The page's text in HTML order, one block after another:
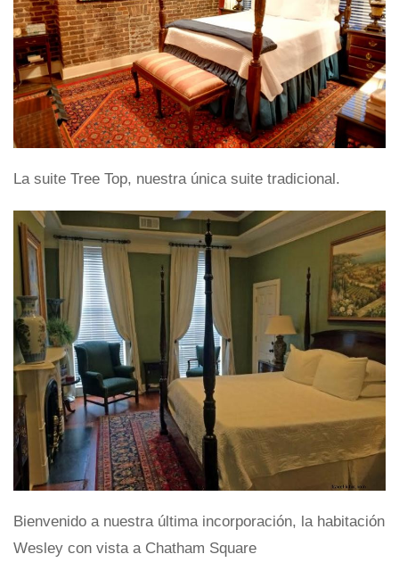
La suite Tree Top, nuestra única suite tradicional.
Bienvenido a nuestra última incorporación, la habitación
Wesley con vista a Chatham Square